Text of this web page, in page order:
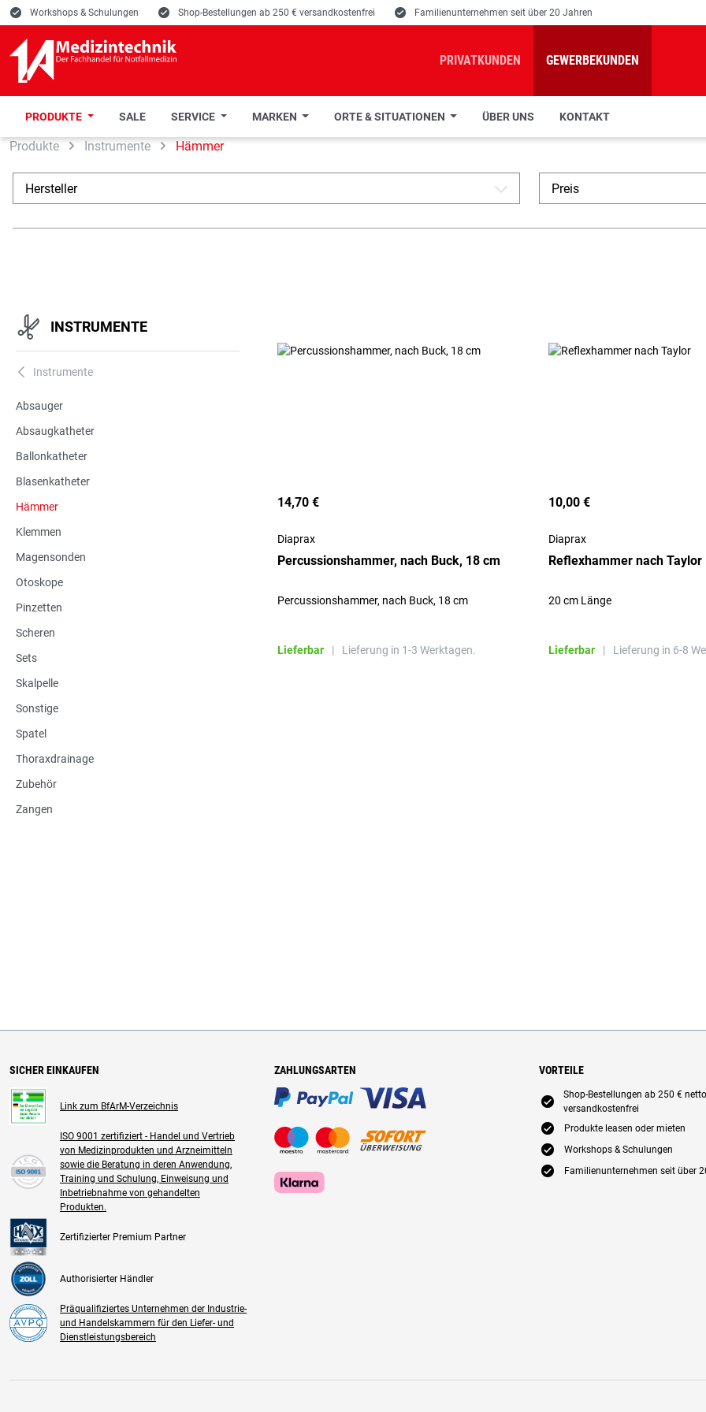
Hauptinhalt springen
Zur Suche springen
Zur Hauptnavigation springen
E Workshops & Schulungen E Shop-Bestellungen ab 250 € versandkostenfrei E Familienunternehmen seit über 20 Jahren
PRIVATKUNDEN GEWERBEKUNDEN
PRODUKTE SALE SERVICE MARKEN ORTE & SITUATIONEN ÜBER UNS KONTAKT
Produkte Instrumente Hämmer
Hersteller A Preis
INSTRUMENTE
A Instrumente
Absauger
Absaugkatheter
Ballonkatheter
Blasenkatheter
Hämmer
Klemmen
Magensonden
Otoskope
Pinzetten
Scheren
Sets
Skalpelle
Sonstige
Spatel
Thoraxdrainage
Zubehör
Zangen
14,70 €
Diaprax
Percussionshammer, nach Buck, 18 cm
Percussionshammer, nach Buck, 18 cm
Lieferbar | Lieferung in 1-3 Werktagen.
10,00 €
Diaprax
Reflexhammer nach Taylor
20 cm Länge
Lieferbar | Lieferung in 6-8
SICHER EINKAUFEN
Link zum BfArM-Verzeichnis
ISO 9001 zertifiziert - Handel und Vertrieb
von Medizinprodukten und Arzneimitteln
sowie die Beratung in deren Anwendung,
Training und Schulung, Einweisung und
Inbetriebnahme von gehandelten
Produkten.
Zertifizierter Premium Partner
Authorisierter Händler
Präqualifiziertes Unternehmen der Industrie-
und Handelskammern für den Liefer- und
Dienstleistungsbereich
ZAHLUNGSARTEN VORTEILE
E
Shop-Bestellungen ab 250 € netto
versandkostenfrei
E Produkte leasen oder mieten
E Workshops & Schulungen
E Familienunternehmen seit über